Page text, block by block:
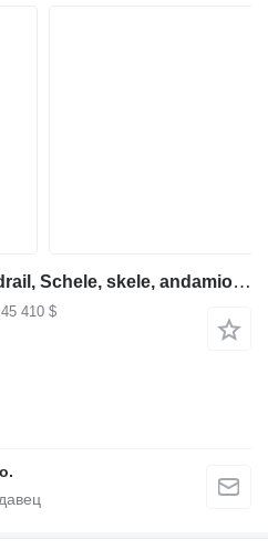
Plettac Distribution Guardrail, Schele, skele, andamio, scaffolding, pastoliai, telli
410 $